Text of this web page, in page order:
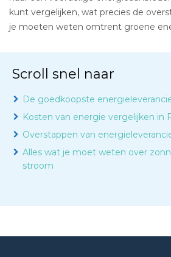
kunt vergelijken, wat precies de
je moeten weten omtrent groene
Scroll snel naar
De goedkoopste
Kosten van energie vergelijken in
Overstappen van
Alles wat je moet weten over
stroom